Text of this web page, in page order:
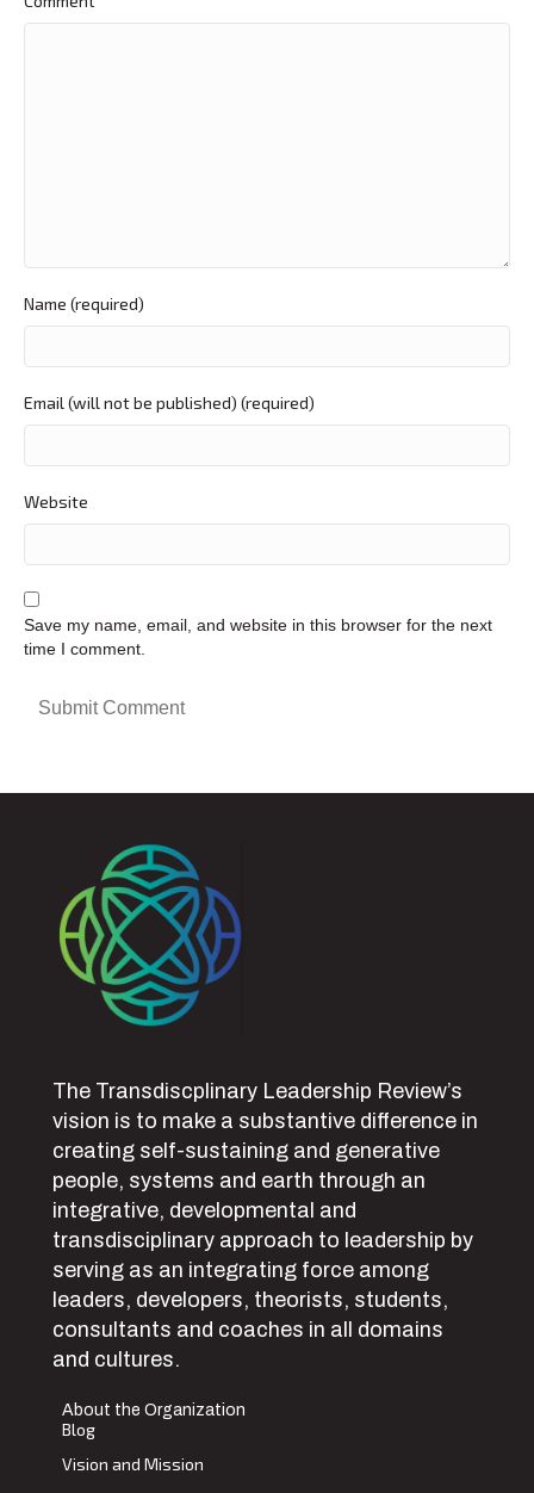
Name (required)
Email (will not be published) (required)
Website
Save my name, email, and website in this browser for the next
time I comment.
The Transdiscplinary Leadership Review’s
vision is to make a substantive difference in
creating self-sustaining and generative
people, systems and earth through an
integrative, developmental and
transdisciplinary approach to leadership by
serving as an integrating force among
leaders, developers, theorists, students,
consultants and coaches in all domains
and cultures.
About the Organization
Blog
Vision and Mission